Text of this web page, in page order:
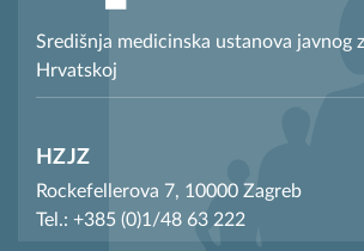
Središnja medicinska ustanova javnog
Hrvatskoj
HZJZ
Rockefellerova 7, 10000 Zagreb
Tel.: +385 (0)1/48 63 222